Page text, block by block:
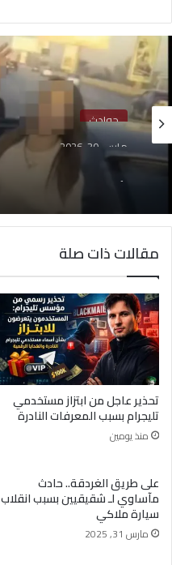
حوادث
مارس 30, 2026
تأجيل نظر استئناف
أعلى المحور – التحرير الاخباريه
مقالات ذات صلة
تحذير عاجل من ابتزاز مستخدمي
تليجرام بسبب المعرفات النادرة
منذ يومين
على طريق الغردقة.. حادث
مآساوي لـ شقيقيين بسبب انقلاب
سيارة ملاكي
مارس 31, 2025